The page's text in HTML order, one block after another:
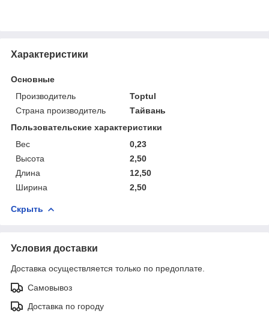
Характеристики
Основные
Производитель
Toptul
Страна производитель
Тайвань
Пользовательские характеристики
Вес
0,23
Высота
2,50
Длина
12,50
Ширина
2,50
Скрыть
Условия доставки
Доставка осуществляется только по предоплате.
Самовывоз
Доставка по городу